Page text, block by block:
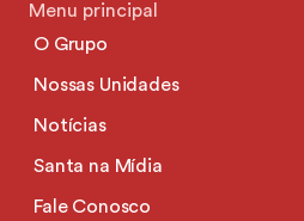
Menu principal
O Grupo
Nossas Unidades
Notícias
Santa na Mídia
Fale Conosco